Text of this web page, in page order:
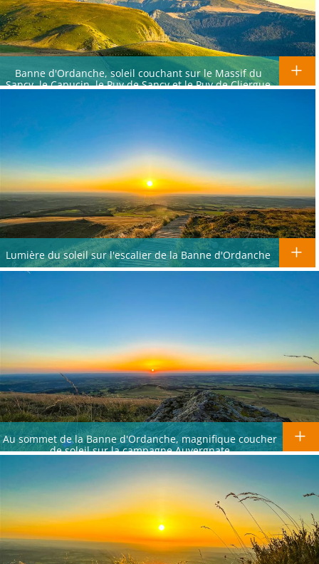
Banne d'Ordanche, soleil couchant sur le Massif du
Sancy, le Capucin, le Puy de Sancy et le Puy de Cliergue
Lumière du soleil sur l'escalier de la Banne d'Ordanche
Au sommet de la Banne d'Ordanche, magnifique coucher
de soleil sur la campagne Auvergnate